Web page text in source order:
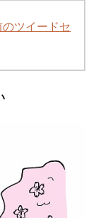
ツイードセ